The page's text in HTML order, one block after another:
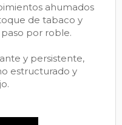
ahumados
de tabaco y
por roble.
y persistente,
estructurado y